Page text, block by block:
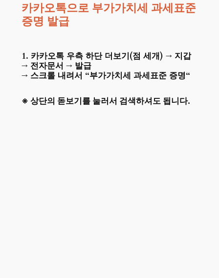
카카오톡으로 부가가치세 과세표준
증명 발급
1. 카카오톡 우측 하단 더보기(점 세개) → 지갑
→ 전자문서 → 발급
→ 스크롤 내려서 “부가가치세 과세표준 증명“
※ 상단의 돋보기를 눌러서 검색하셔도 됩니다.